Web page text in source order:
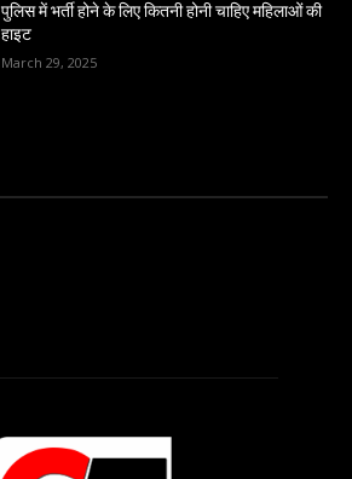
पुलिस में भर्ती होने के लिए कितनी होनी चाहिए महिलाओं की
हाइट
March 29, 2025